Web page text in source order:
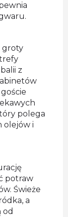
groty
z
polega
olejów i
potraw
Świeże
a
od